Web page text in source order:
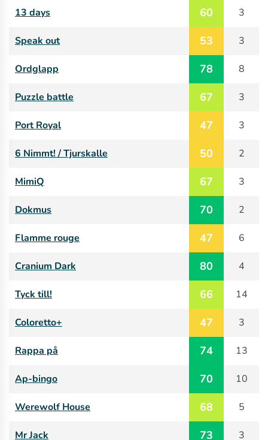
13 days 60 3
Speak out 53 3
Ordglapp 78 8
Puzzle battle 67 3
Port Royal 47 3
6 Nimmt! / Tjurskalle 50 2
MimiQ 67 3
Dokmus 70 2
Flamme rouge 47 6
Cranium Dark 80 4
Tyck till! 66 14
Coloretto+ 47 3
Rappa på 74 13
Ap-bingo 70 10
Werewolf House 68 5
Mr Jack 73 3